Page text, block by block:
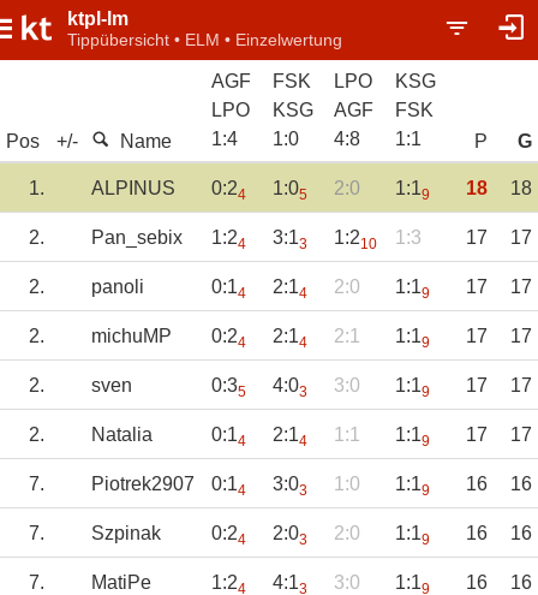
ktpl-lm
Tippübersicht • ELM • Einzelwertung
Pos +/- Name
AGF
LPO
1:4
FSK
KSG
1:0
LPO
AGF
4:8
KSG
FSK
1:1 P G
1. ALPINUS 0:24 1:05 2:0 1:19 18 18
2. Pan_sebix 1:24 3:13 1:210 1:3 17 17
2. panoli 0:14 2:14 2:0 1:19 17 17
2. michuMP 0:24 2:14 2:1 1:19 17 17
2. sven 0:35 4:03 3:0 1:19 17 17
2. Natalia 0:14 2:14 1:1 1:19 17 17
7. Piotrek2907 0:14 3:03 1:0 1:19 16 16
7. Szpinak 0:24 2:03 2:0 1:19 16 16
7. MatiPe 1:24 4:13 3:0 1:19 16 16